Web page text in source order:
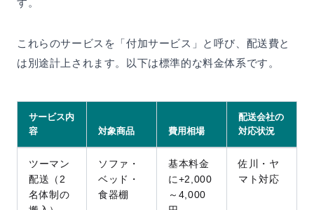
す。
これらのサービスを「付加サービス」と呼び、配送費と
は別途計上されます。以下は標準的な料金体系です。
サービス内
容
対象商品 費用相場
配送会社の
対応状況
ツーマン
配送（2
名体制の
ソファ・
ベッド・
食器棚
基本料金
に+2,000
～4,000
佐川・ヤ
マト対応